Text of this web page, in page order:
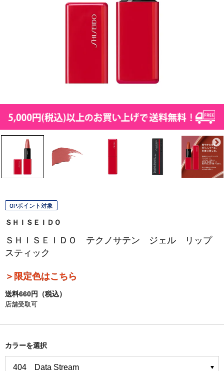
OPポイント対象
ＳＨＩＳＥＩＤＯ
ＳＨＩＳＥＩＤＯ テクノサテン ジェル リップ
スティック
＞限定色はこちら
送料660円（税込）
店舗受取可
カラーを選択